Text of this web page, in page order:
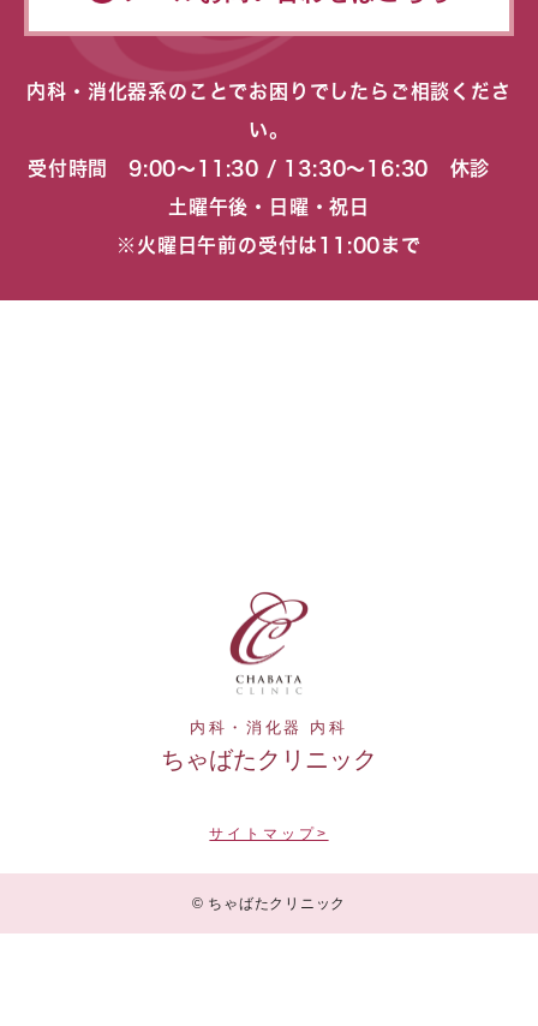
内科・消化器系のことでお困りでしたらご相談くださ
い。
受付時間 9:00〜11:30 / 13:30〜16:30 休診
土曜午後・日曜・祝日
※火曜日午前の受付は11:00まで
内科・消化器 内科
ちゃばたクリニック
サイトマップ>
© ちゃばたクリニック